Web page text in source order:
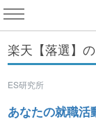
楽天【落選】
ES研究所
あなたの就職活